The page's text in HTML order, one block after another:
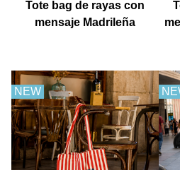
Tote bag de rayas con
mensaje Madrileña
NEW